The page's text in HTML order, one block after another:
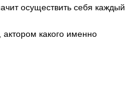
осуществить себя каждый
какого именно